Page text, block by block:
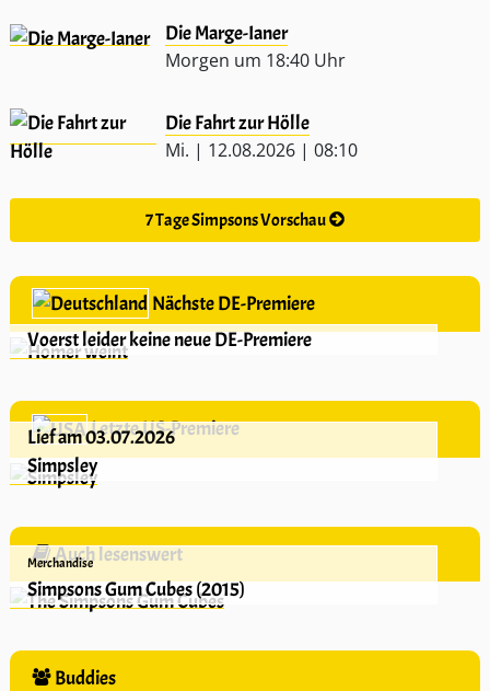
Die Marge-Ianer
Morgen um 18:40 Uhr
Die Fahrt zur Hölle
Mi. | 12.08.2026 | 08:10
7 Tage Simpsons Vorschau
Nächste DE-Premiere
Voerst leider keine neue DE-Premiere
Letzte US-Premiere
Lief am 03.07.2026
Simpsley
Auch lesenswert
Merchandise
Simpsons Gum Cubes (2015)
Buddies